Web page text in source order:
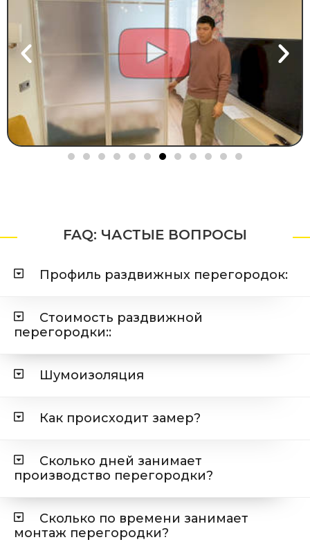
FAQ: ЧАСТЫЕ ВОПРОСЫ
Профиль раздвижных перегородок:
Стоимость раздвижной
перегородки::
Шумоизоляция
Как происходит замер?
Сколько дней занимает
производство перегородки?
Сколько по времени занимает
монтаж перегородки?